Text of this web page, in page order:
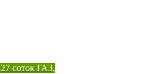
соток ГАЗ,